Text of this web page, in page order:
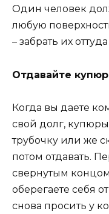
Один человек
любую
– забрать их
Отдавайте
Когда вы даете
свой долг,
трубочку или же
потом отдавать.
свернутым
оберегаете себя
снова просить у